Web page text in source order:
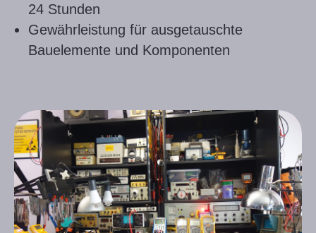
24 Stunden
Gewährleistung für ausgetauschte
Bauelemente und Komponenten